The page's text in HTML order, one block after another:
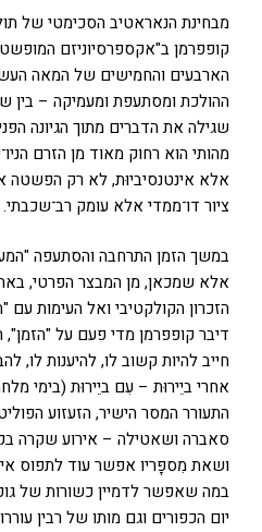
מבחינת הנאראטיב הסכימטי של
קופפרמן ב"אקספרסיוניזם
הארבעים והחמישים של המאה
ההולכת ומסתעפת ומעמיקה – בין
שגילה את הדברים מתוך הגיונה
מהותי הוא רחוק מאוד מן הזרם
ציור דו־ממדי אלא עומק רב־שכבתי.
במשך הזמן התרחבה והסתעפה
אלא שמכאן, מן המבצר הפרטי,
הזכרון הקולקטיבי ואל העימות עם
דיבר קופפרמן מדי פעם על "הזמן",
חייב להיות קשוב לו, להיענות לו,
התעורר המסר הישיר, הזעזוע
סאברה ושאטילה – אירוע שקרה
ושאת מִספָּריו אפשר עוד לתפוס
במה שאפשר לדמיין כשורות של
יום הכפורים וגם מותו של רבין